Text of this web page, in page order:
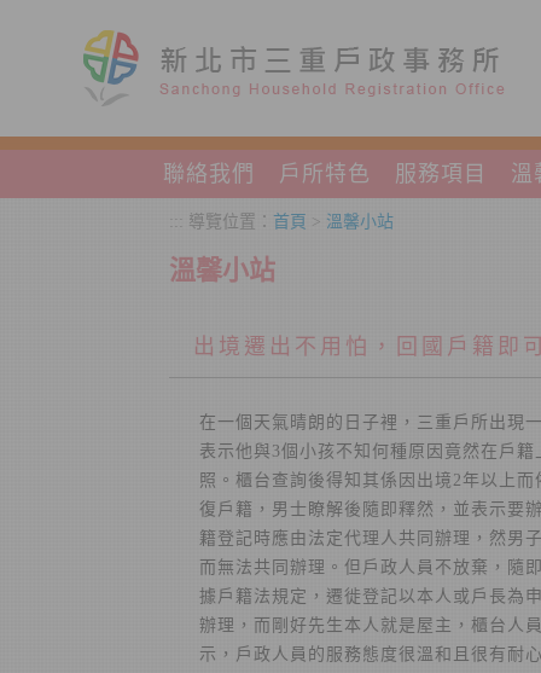
聯絡我們 戶所特色 服務項目 溫
::: 導覽位置： 首頁 > 溫馨小站
溫馨小站
出境遷出不用怕，回國戶籍即
在一個天氣晴朗的日子裡，三重戶所出現
表示他與3個小孩不知何種原因竟然在戶
照。櫃台查詢後得知其係因出境2年以上
復戶籍，男士瞭解後隨即釋然，並表示要
籍登記時應由法定代理人共同辦理，然男
而無法共同辦理。但戶政人員不放棄，隨
據戶籍法規定，遷徙登記以本人或戶長為
辦理，而剛好先生本人就是屋主，櫃台人
示，戶政人員的服務態度很溫和且很有耐